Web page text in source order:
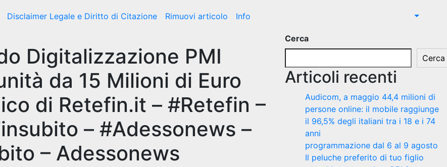
Disclaimer Legale e Diritto di Citazione Rimuovi articolo Info
Digitalizzazione PMI
da 15 Milioni di Euro
di Retefin.it – #Retefin –
– #Adessonews –
– Adessonews
Cerca
Cerca
Articoli recenti
Audicom, a maggio 44,4 milioni di
persone online: il mobile raggiunge
il 96,5% degli italiani tra i 18 e i 74
anni
programmazione dal 6 al 9 agosto
Il peluche preferito di tuo figlio